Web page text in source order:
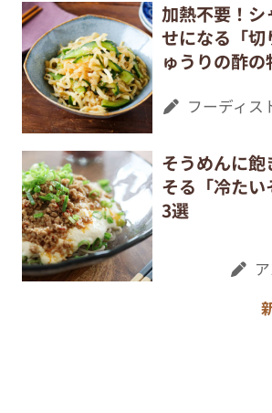
加熱不要！シ
せになる「切
ゅうりの酢の
フーディス
そうめんに
そる「冷たい
3選